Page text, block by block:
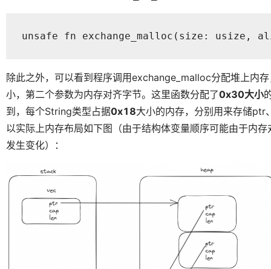
unsafe fn exchange_malloc(size: usize,
除此之外，可以看到程序调用exchange_malloc分配堆上内
小，第二个参数为内存对齐字节。这里函数分配了0x30大小
到，每个String类型占据0x18大小的内存，分别用来存储
以实际上内存布局如下图（由于结构体变量顺序可能由于内
发生变化）：